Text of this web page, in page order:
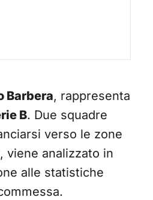
Barbera, rappresenta
B. Due squadre
verso le zone
viene analizzato in
alle statistiche